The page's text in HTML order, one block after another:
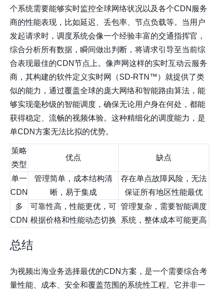
个系统需要能够实时监控全球网络状况以及各个CDN服务
商的性能表现，比如延迟、丢包率、节点负载等。当用户
发起请求时，调度系统会像一个经验丰富的交通指挥官，
综合分析所有数据，瞬间做出判断，将请求引导至当前综
合表现最佳的CDN节点上。像声网这样的实时互动云服务
商，其构建的软件定义实时网（SD-RTN™）就提供了类
似的能力，通过覆盖全球的庞大网络和智能路由算法，能
够实现毫秒级的智能调度，确保无论用户身在何处，都能
获得稳定、流畅的视频体验。这种精细化的调度能力，是
单CDN方案无法比拟的优势。
策略
类型
优点 缺点
单一
CDN
管理简单，成本结构清
晰，易于集成
存在单点故障风险，无法
保证所有地区性能最优
多
CDN
可靠性高，性能更优，可
根据价格和性能动态切换
管理复杂，需要智能调度
系统，整体成本可能更高
总结
为视频出海业务选择最优的CDN方案，是一个需要综合考
量性能、成本、安全和覆盖范围的系统性工程。它并非一